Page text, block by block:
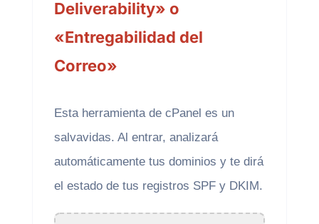
Deliverability» o
«Entregabilidad del
Correo»
Esta herramienta de cPanel es un
salvavidas. Al entrar, analizará
automáticamente tus dominios y te dirá
el estado de tus registros SPF y DKIM.